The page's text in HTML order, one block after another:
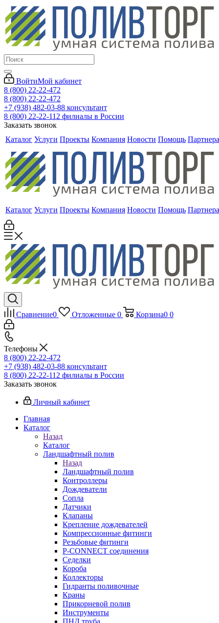
ВойтиМой кабинет
8 (800) 22-22-472
8 (800) 22-22-472
+7 (938) 482-03-88 консультант
8 (800) 22-22-112 филиалы в России
Заказать звонок
Каталог Услуги Проекты Компания Новости Помощь
Каталог Услуги Проекты Компания Новости Помощь
Сравнение0 Отложенные 0 Корзина0 0
Телефоны
8 (800) 22-22-472
+7 (938) 482-03-88 консультант
8 (800) 22-22-112 филиалы в России
Заказать звонок
Личный кабинет
Главная
Каталог
Назад
Каталог
Ландшафтный полив
Назад
Ландшафтный полив
Контроллеры
Дождеватели
Сопла
Датчики
Клапаны
Крепление дождевателей
Компрессионные фитинги
Резьбовые фитинги
P-CONNECT соединения
Седелки
Короба
Коллекторы
Гидранты поливочные
Краны
Прикорневой полив
Инструменты
ПНД труба